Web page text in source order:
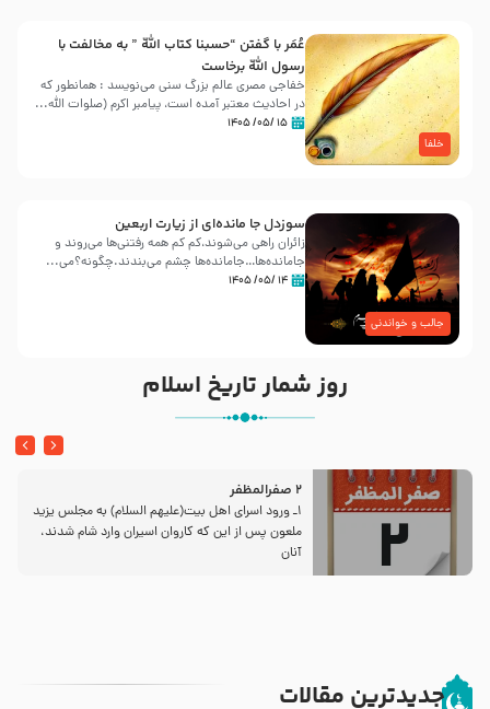
خلفا
عُمَر با گفتن “حسبنا كتاب اللّه ” به مخالفت با
رسول اللّه برخاست
خفاجی مصری عالم بزرگ سنی می‌نویسد : همانطور که
در احادیث معتبر آمده است، پیامبر اکرم (صلوات اللّه...
۱۵ /۰۵/ ۱۴۰۵
جالب و خواندنی
سوزدل جا مانده‌ای از زیارت اربعین
زائران راهی می‌شوند،کم‌ کم همه رفتنی‌ها می‌روند و
جامانده‌ها…جامانده‌ها چشم می‌بندند.چگونه؟می‌...
۱۴ /۰۵/ ۱۴۰۵
روز شمار تاریخ اسلام
2 صفرالمظفر
1ـ ورود اسراى اهل بیت‌(علیهم السلام) به مجلس یزید
ملعون پس از این كه كاروان اسیران وارد شام شدند،
آنان
جدیدترین مقالات